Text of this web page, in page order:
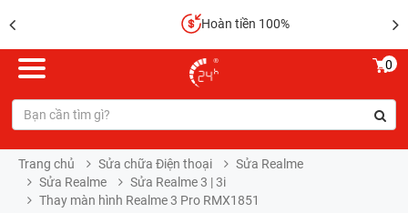
Hoàn tiền 100%
0
Trang chủ Sửa chữa Điện thoại
Sửa Realme
Sửa Realme
Sửa Realme 3 | 3i
Thay màn hình Realme 3 Pro RMX1851